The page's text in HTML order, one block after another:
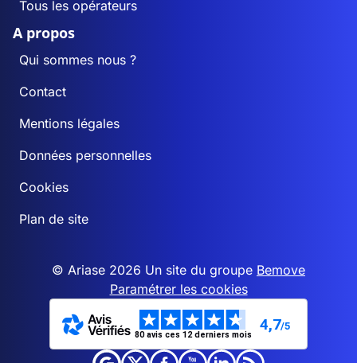
Tous les opérateurs
A propos
Qui sommes nous ?
Contact
Mentions légales
Données personnelles
Cookies
Plan de site
© Ariase 2026 Un site du groupe Bemove
Paramétrer les cookies
80 avis ces 12 derniers mois
4,7/5